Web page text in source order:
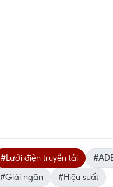
#Lưới điện truyền tải
#Giải ngân #Hiệu suất